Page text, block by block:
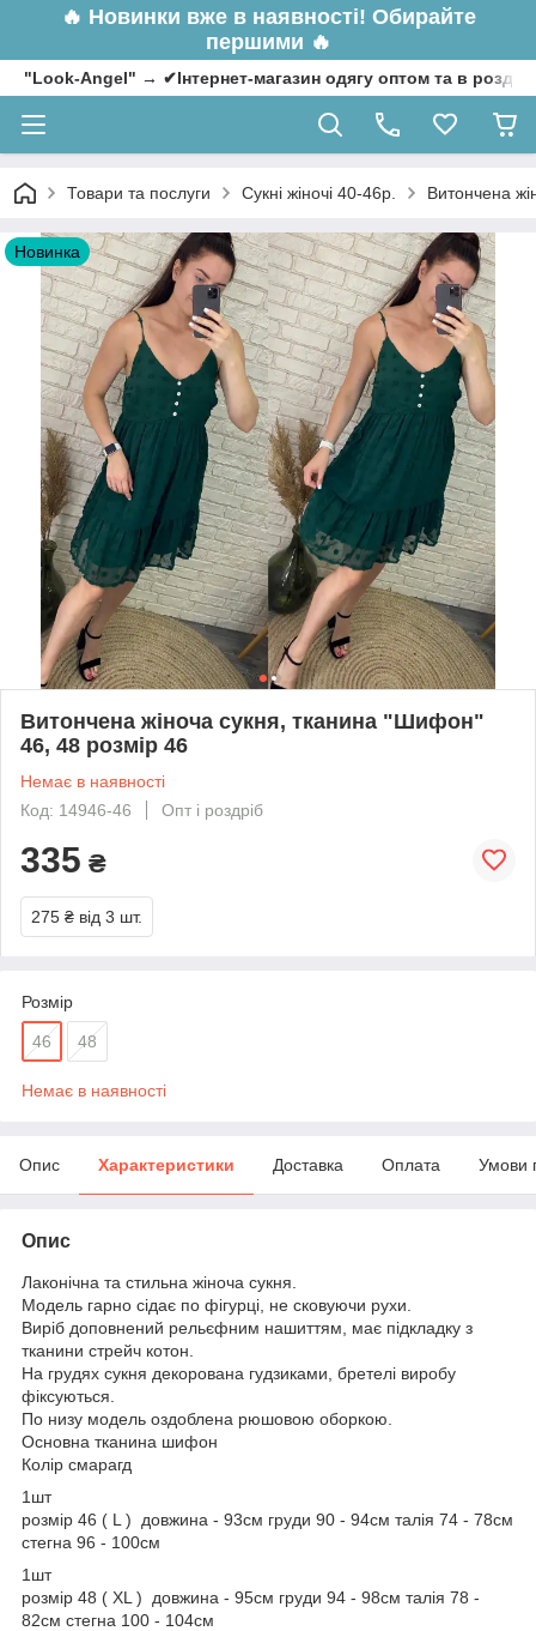
🔥 Новинки вже в наявності! Обирайте
першими 🔥
"Look-Angel" → ✔Інтернет-магазин одягу оптом та в
Товари та послуги Сукні жіночі 40-46р. Витончена
Новинка
Витончена жіноча сукня, тканина "Шифон"
46, 48 розмір 46
Немає в наявності
Код: 14946-46
Опт і роздріб
335 ₴
275 ₴ від 3 шт.
Розмір
46 48
Немає в наявності
Опис Характеристики Доставка Оплата Умови
Опис
Лаконічна та стильна жіноча сукня.
Модель гарно сідає по фігурці, не сковуючи рухи.
Виріб доповнений рельєфним нашиттям, має підкладку з
тканини стрейч котон.
На грудях сукня декорована гудзиками, бретелі виробу
фіксуються.
По низу модель оздоблена рюшовою оборкою.
Основна тканина шифон
Колір смарагд
1шт
розмір 46 ( L ) довжина - 93см груди 90 - 94см талія 74 - 78см
стегна 96 - 100см
1шт
розмір 48 ( XL ) довжина - 95см груди 94 - 98см талія 78 -
82см стегна 100 - 104см